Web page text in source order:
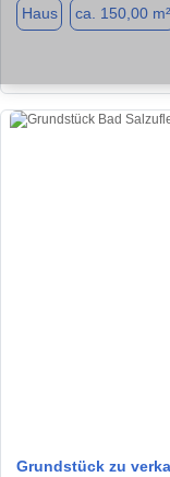
Haus ca. 150,00 m²
Grundstück zu